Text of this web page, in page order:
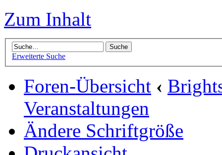
Zum Inhalt
Erweiterte Suche
Foren-Übersicht ‹
Veranstaltungen
Ändere Schriftgröße